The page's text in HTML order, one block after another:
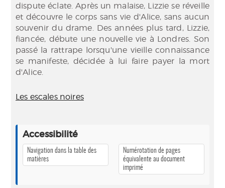
dispute éclate. Après un malaise, Lizzie se réveille
et découvre le corps sans vie d'Alice, sans aucun
souvenir du drame. Des années plus tard, Lizzie,
fiancée, débute une nouvelle vie à Londres. Son
passé la rattrape lorsqu'une vieille connaissance
se manifeste, décidée à lui faire payer la mort
d'Alice.
Les escales noires
Accessibilité
Navigation dans la table des
matières
Numérotation de pages
équivalente au document
imprimé